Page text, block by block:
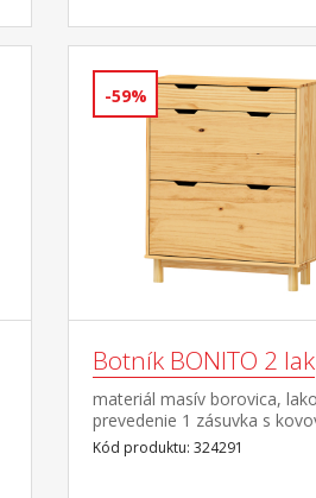
-59%
Botník BONITO 2 lak
materiál masív borovica,
prevedenie 1 zásuvka s
pojazdmi, 2 dvojradové
Kód produktu: 324291